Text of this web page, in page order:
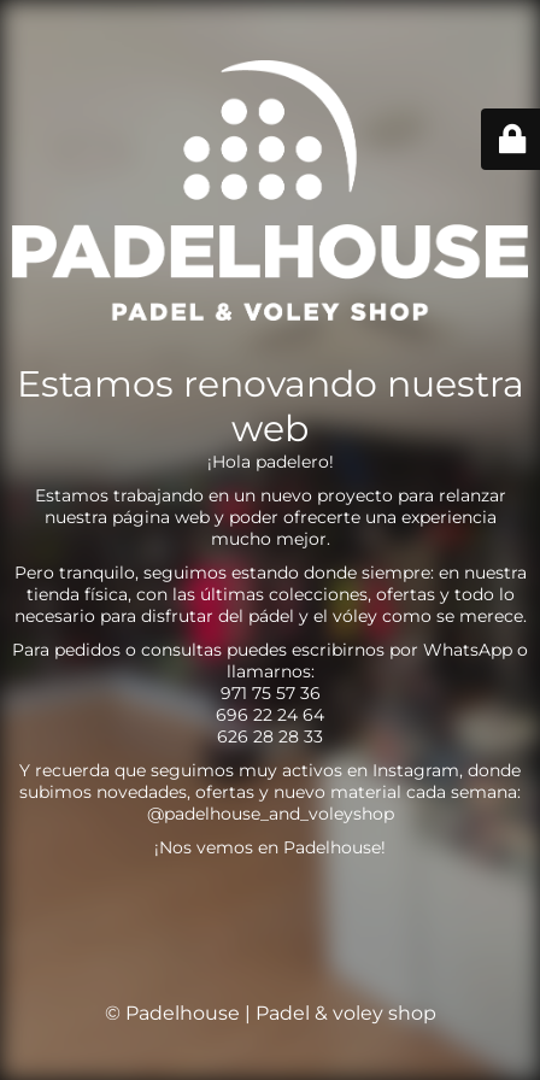
Estamos renovando nuestra
web
¡Hola padelero!
Estamos trabajando en un nuevo proyecto para relanzar
nuestra página web y poder ofrecerte una experiencia
mucho mejor.
Pero tranquilo, seguimos estando donde siempre: en nuestra
tienda física, con las últimas colecciones, ofertas y todo lo
necesario para disfrutar del pádel y el vóley como se merece.
Para pedidos o consultas puedes escribirnos por WhatsApp o
llamarnos:
971 75 57 36
696 22 24 64
626 28 28 33
Y recuerda que seguimos muy activos en Instagram, donde
subimos novedades, ofertas y nuevo material cada semana:
@padelhouse_and_voleyshop
¡Nos vemos en Padelhouse!
© Padelhouse | Padel & voley shop